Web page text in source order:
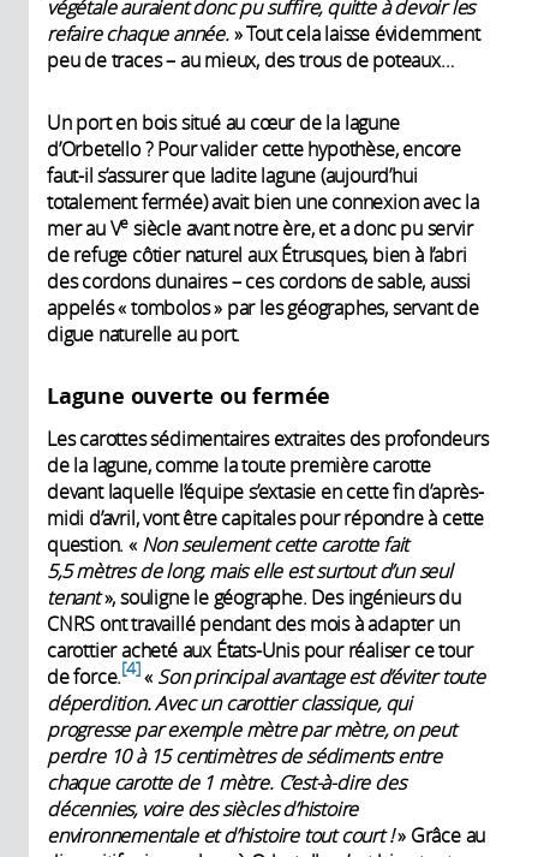
végétale auraientdonc pu suffire, quitte à devoir les
refaire chaque année.» Tout cela laisse évidemment
peu de traces – au mieux, des trous de poteaux…
Un port en bois situé au cœur de la lagune
d’Orbetello ? Pour valider cette hypothèse, encore
faut-il s’assurer que ladite lagune (aujourd’hui
totalement fermée) avait bien une connexion avec la
mer au Ve siècle avant notre ère, et a donc pu servir
de refuge côtier naturel aux Étrusques, bien à l’abri
des cordons dunaires – ces cordons de sable, aussi
appelés « tombolos » par les géographes, servant de
digue naturelle au port.
Lagune ouverte ou fermée
Les carottes sédimentaires extraites des profondeurs
de la lagune, comme la toute première carotte
devant laquelle l’équipe s’extasie en cette fin d’après-
midi d’avril, vont être capitales pour répondre à cette
question. « Non seulement cette carotte fait
5,5 mètres de long, mais elle est surtout d’un seul
tenant», souligne le géographe. Des ingénieurs du
CNRS ont travaillé pendant des mois à adapter un
carottier acheté aux États-Unis pour réaliser ce tour
de force. 4 « Son principal avantage est d’éviter toute
déperdition. Avec un carottier classique, qui
progresse par exemple mètre par mètre, on peut
perdre 10 à 15 centimètres de sédiments entre
chaque carotte de 1 mètre. C’est-à-dire des
décennies, voire des siècles d’histoire
environnementale et d’histoire tout court !» Grâce au